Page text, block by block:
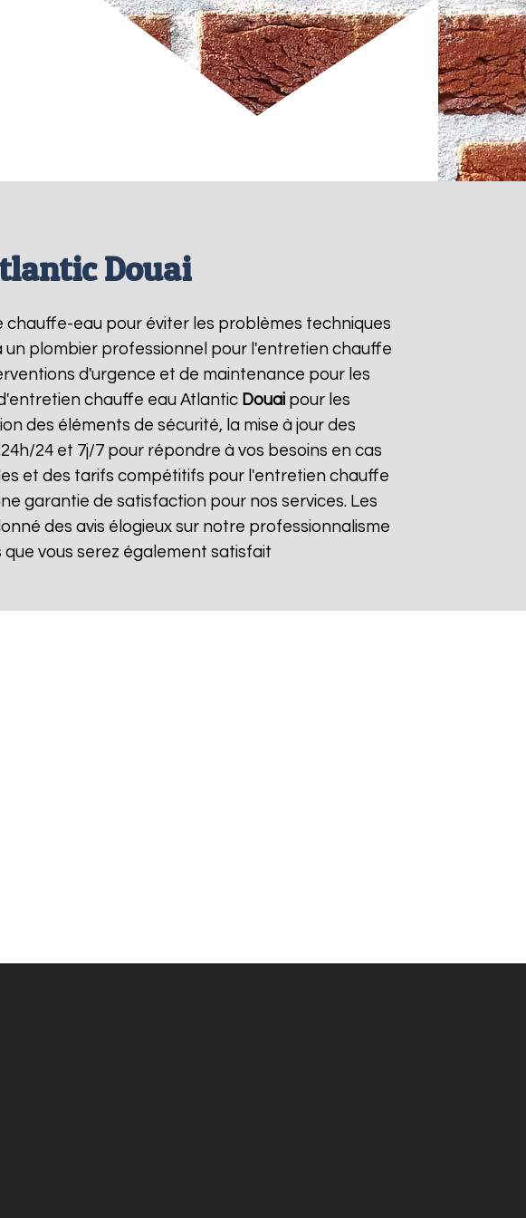
Douai
eau pour éviter les problèmes techniques
un plombier professionnel pour l'entretien chauffe
d'urgence et de maintenance pour les
chauffe eau Atlantic Douaipour les
des éléments de sécurité, la mise à jour des
24 et 7j/7 pour répondre à vos besoins en cas
et des tarifs compétitifs pour l'entretien chauffe
garantie de satisfaction pour nos services. Les
des avis élogieux sur notre professionnalisme
vous serez également satisfait